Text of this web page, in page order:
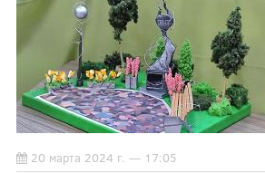
20 марта 2024 г. — 17:05